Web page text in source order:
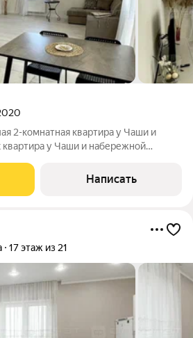
2-кoмнатнaя кваpтира у Чaши и
квартира у Чаши и набережной
района. Свежий ремонт
Просторная
Написать
17 этаж из 21